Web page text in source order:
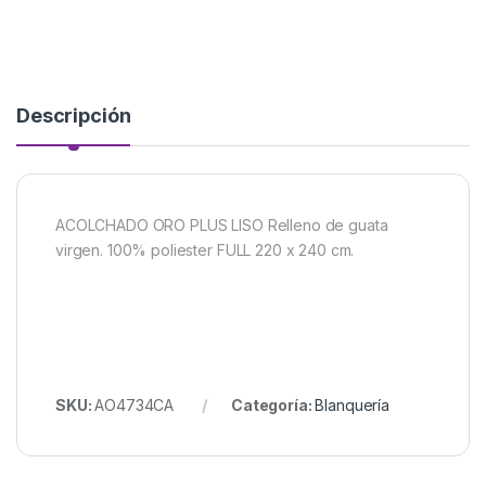
Descripción
ACOLCHADO ORO PLUS LISO Relleno de guata
virgen. 100% poliester FULL 220 x 240 cm.
SKU:AO4734CA Categoría:Blanquería